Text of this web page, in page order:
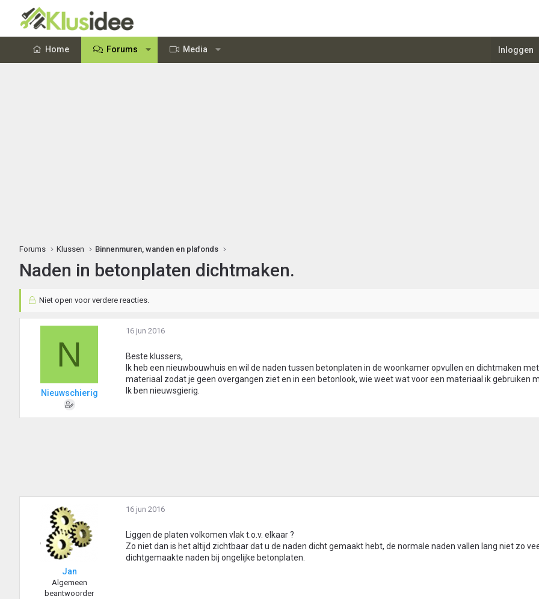
Home Forums Media Inloggen
Forums Klussen Binnenmuren, wanden en plafonds
Naden in betonplaten dichtmaken.
Niet open voor verdere reacties.
N
Nieuwschierig
16 jun 2016
Beste klussers,
Ik heb een nieuwbouwhuis en wil de naden tussen betonplaten in de woonkamer opvullen en dichtmaken
materiaal zodat je geen overgangen ziet en in een betonlook, wie weet wat voor een materiaal ik gebruiken
Ik ben nieuwsgierig.
Jan
Algemeen
beantwoorder
16 jun 2016
Liggen de platen volkomen vlak t.o.v. elkaar ?
Zo niet dan is het altijd zichtbaar dat u de naden dicht gemaakt hebt, de normale naden vallen lang niet zo
dichtgemaakte naden bij ongelijke betonplaten.